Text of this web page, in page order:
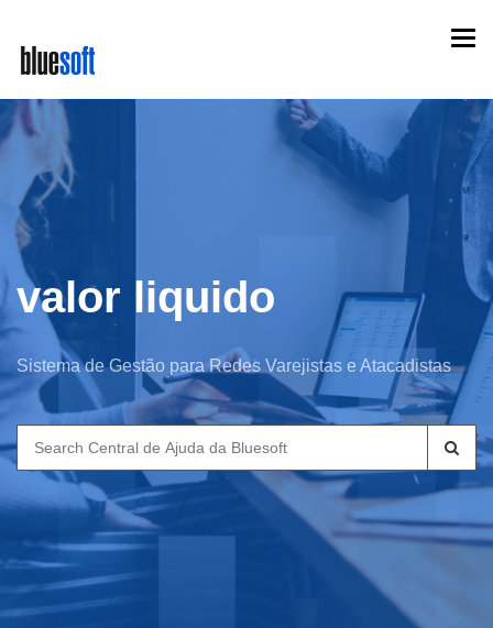
main
content
valor liquido
Sistema de Gestão para Redes Varejistas e Atacadistas
Search
for: